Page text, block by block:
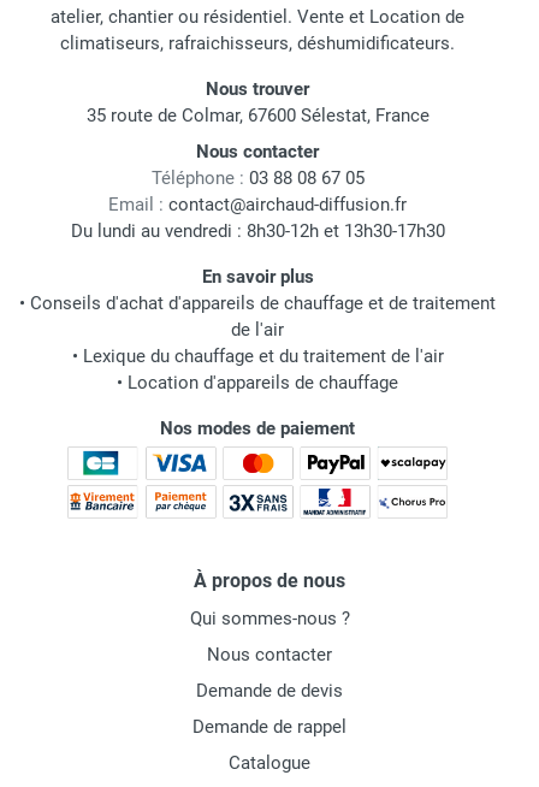
atelier, chantier ou résidentiel. Vente et Location de
climatiseurs, rafraichisseurs, déshumidificateurs.
Nous trouver
35 route de Colmar, 67600 Sélestat, France
Nous contacter
Téléphone : 03 88 08 67 05
Email : contact@airchaud-diffusion.fr
Du lundi au vendredi : 8h30-12h et 13h30-17h30
En savoir plus
• Conseils d'achat d'appareils de chauffage et de traitement
de l'air
• Lexique du chauffage et du traitement de l'air
• Location d'appareils de chauffage
Nos modes de paiement
À propos de nous
Qui sommes-nous ?
Nous contacter
Demande de devis
Demande de rappel
Catalogue